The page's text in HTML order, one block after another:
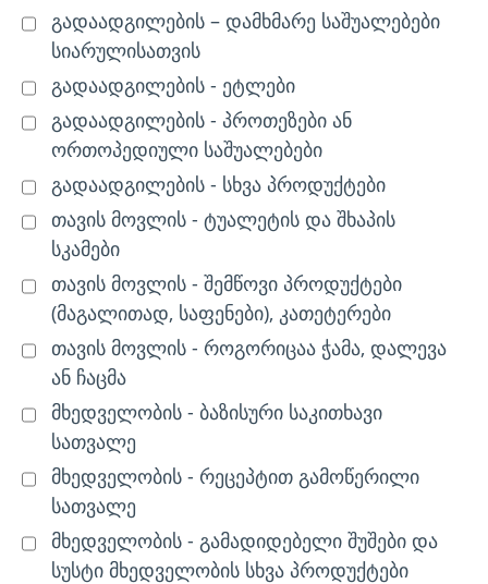
გადაადგილების – დამხმარე საშუალებები
სიარულისათვის
გადაადგილების - ეტლები
გადაადგილების - პროთეზები ან
ორთოპედიული საშუალებები
გადაადგილების - სხვა პროდუქტები
თავის მოვლის - ტუალეტის და შხაპის
სკამები
თავის მოვლის - შემწოვი პროდუქტები
(მაგალითად, საფენები), კათეტერები
თავის მოვლის - როგორიცაა ჭამა, დალევა
ან ჩაცმა
მხედველობის - ბაზისური საკითხავი
სათვალე
მხედველობის - რეცეპტით გამოწერილი
სათვალე
მხედველობის - გამადიდებელი შუშები და
სუსტი მხედველობის სხვა პროდუქტები